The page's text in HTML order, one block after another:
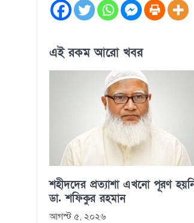
এই রকম আরো খবর
শহীদদের প্রত্যাশা এখনো পূরণ
ডা. শফিকুর রহমান
আগস্ট ৫, ২০২৬